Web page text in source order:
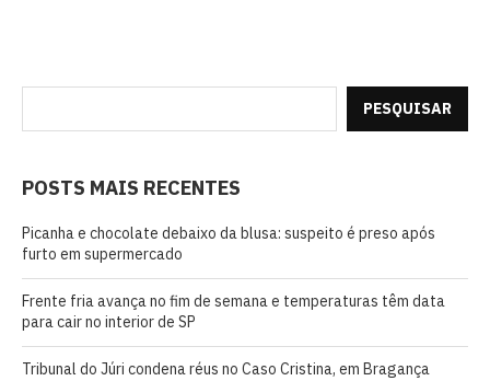
PESQUISAR
POSTS MAIS RECENTES
Picanha e chocolate debaixo da blusa: suspeito é preso após
furto em supermercado
Frente fria avança no fim de semana e temperaturas têm data
para cair no interior de SP
Tribunal do Júri condena réus no Caso Cristina, em Bragança